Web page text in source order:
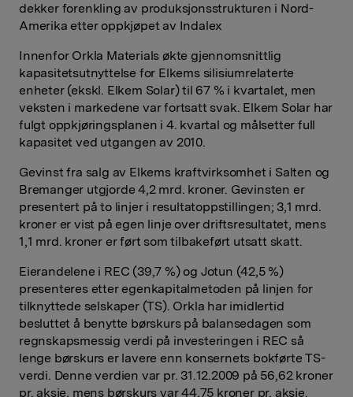
dekker forenkling av produksjonsstrukturen i Nord-
Amerika etter oppkjøpet av Indalex
Innenfor Orkla Materials økte gjennomsnittlig
kapasitetsutnyttelse for Elkems silisiumrelaterte
enheter (ekskl. Elkem Solar) til 67 % i kvartalet, men
veksten i markedene var fortsatt svak. Elkem Solar har
fulgt oppkjøringsplanen i 4. kvartal og målsetter full
kapasitet ved utgangen av 2010.
Gevinst fra salg av Elkems kraftvirksomhet i Salten og
Bremanger utgjorde 4,2 mrd. kroner. Gevinsten er
presentert på to linjer i resultatoppstillingen; 3,1 mrd.
kroner er vist på egen linje over driftsresultatet, mens
1,1 mrd. kroner er ført som tilbakeført utsatt skatt.
Eierandelene i REC (39,7 %) og Jotun (42,5 %)
presenteres etter egenkapitalmetoden på linjen for
tilknyttede selskaper (TS). Orkla har imidlertid
besluttet å benytte børskurs på balansedagen som
regnskapsmessig verdi på investeringen i REC så
lenge børskurs er lavere enn konsernets bokførte TS-
verdi. Denne verdien var pr. 31.12.2009 på 56,62 kroner
pr. aksje, mens børskurs var 44,75 kroner pr. aksje.